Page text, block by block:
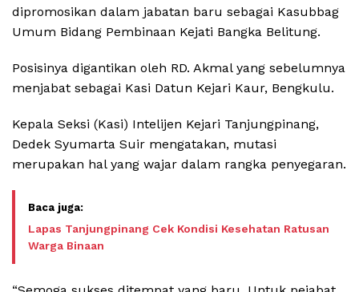
dipromosikan dalam jabatan baru sebagai Kasubbag
Umum Bidang Pembinaan Kejati Bangka Belitung.
Posisinya digantikan oleh RD. Akmal yang sebelumnya
menjabat sebagai Kasi Datun Kejari Kaur, Bengkulu.
Kepala Seksi (Kasi) Intelijen Kejari Tanjungpinang,
Dedek Syumarta Suir mengatakan, mutasi
merupakan hal yang wajar dalam rangka penyegaran.
Lapas Tanjungpinang Cek Kondisi Kesehatan Ratusan
Warga Binaan